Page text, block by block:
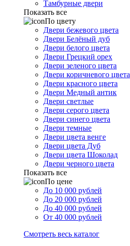
Тамбурные двери
Показать все
По цвету
Двери бежевого цвета
Двери Белёный дуб
Двери белого цвета
Двери Грецкий орех
Двери зеленого цвета
Двери коричневого цвета
Двери красного цвета
Двери Медный антик
Двери светлые
Двери серого цвета
Двери синего цвета
Двери темные
Двери цвета венге
Двери цвета Дуб
Двери цвета Шоколад
Двери черного цвета
Показать все
По цене
До 10 000 рублей
До 20 000 рублей
До 40 000 рублей
От 40 000 рублей
Смотреть весь каталог